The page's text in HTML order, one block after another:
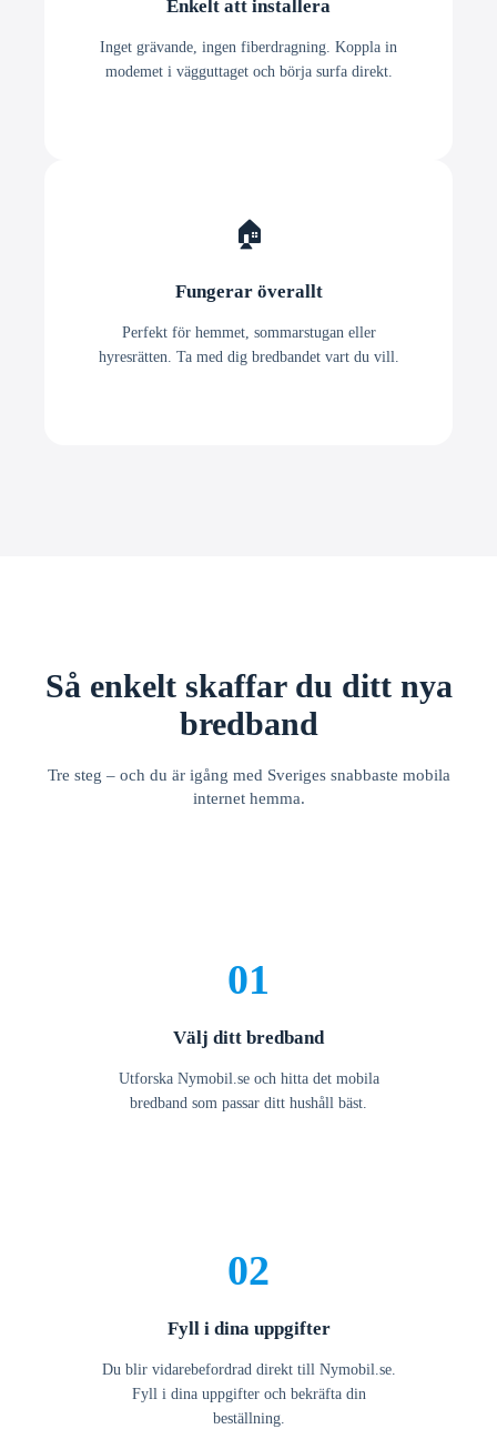
Enkelt att installera
Inget grävande, ingen fiberdragning. Koppla in
modemet i vägguttaget och börja surfa direkt.
🏠
Fungerar överallt
Perfekt för hemmet, sommarstugan eller
hyresrätten. Ta med dig bredbandet vart du vill.
Så enkelt skaffar du ditt nya
bredband
Tre steg – och du är igång med Sveriges snabbaste mobila
internet hemma.
01
Välj ditt bredband
Utforska Nymobil.se och hitta det mobila
bredband som passar ditt hushåll bäst.
02
Fyll i dina uppgifter
Du blir vidarebefordrad direkt till Nymobil.se.
Fyll i dina uppgifter och bekräfta din
beställning.